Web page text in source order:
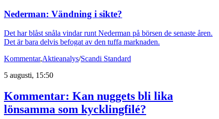
Nederman: Vändning i sikte?
Det har blåst snåla vindar runt Nederman på börsen de senaste åren.
Det är bara delvis befogat av den tuffa marknaden.
Kommentar,Aktieanalys/Scandi Standard
5 augusti, 15:50
Kommentar: Kan nuggets bli lika
lönsamma som kycklingfilé?